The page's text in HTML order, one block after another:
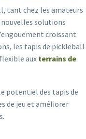
tant chez les amateurs
solutions
croissant
les tapis de pickleball
aux terrains de
potentiel des tapis de
de jeu et améliorer